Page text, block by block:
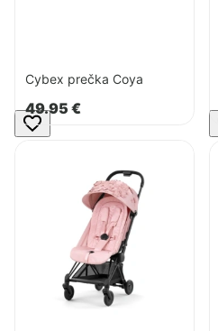
Cybex prečka Coya
49.95 €
Pogledaj
proizvod
kolica
Simply
Flowers
Pink